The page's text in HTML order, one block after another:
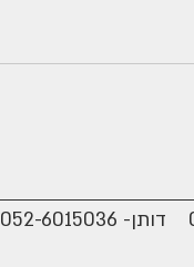
052-6015036